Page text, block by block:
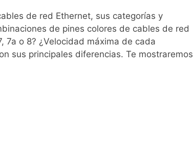
de red Ethernet, sus categorías y
de pines colores de cables de red
7a o 8? ¿Velocidad máxima de cada
sus principales diferencias. Te mostraremos